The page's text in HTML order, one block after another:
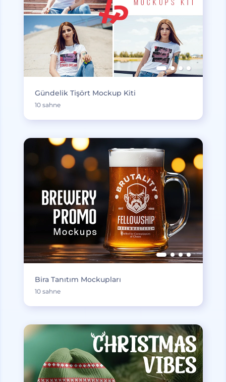
Gündelik Tişört Mockup Kiti
10 sahne
Bira Tanıtım Mockupları
10 sahne